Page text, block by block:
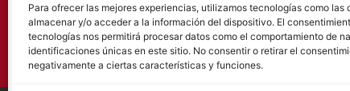
Para ofrecer las mejores experiencias, utilizamos tecnologías como las
almacenar y/o acceder a la información del dispositivo. El
tecnologías nos permitirá procesar datos como el comportamiento de
identificaciones únicas en este sitio. No consentir o retirar el
negativamente a ciertas características y funciones.